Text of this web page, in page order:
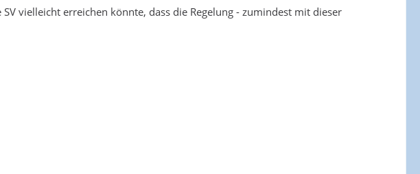
vielleicht erreichen könnte, dass die Regelung - zumindest mit dieser